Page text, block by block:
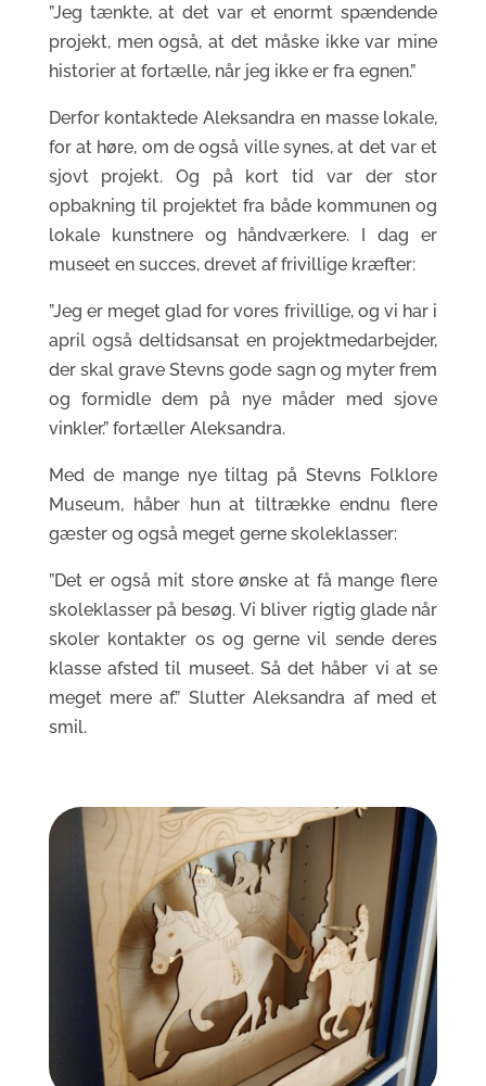
”Jeg tænkte, at det var et enormt spændende
projekt, men også, at det måske ikke var mine
historier at fortælle, når jeg ikke er fra egnen.”
Derfor kontaktede Aleksandra en masse lokale,
for at høre, om de også ville synes, at det var et
sjovt projekt. Og på kort tid var der stor
opbakning til projektet fra både kommunen og
lokale kunstnere og håndværkere. I dag er
museet en succes, drevet af frivillige kræfter:
”Jeg er meget glad for vores frivillige, og vi har i
april også deltidsansat en projektmedarbejder,
der skal grave Stevns gode sagn og myter frem
og formidle dem på nye måder med sjove
vinkler.” fortæller Aleksandra.
Med de mange nye tiltag på Stevns Folklore
Museum, håber hun at tiltrække endnu flere
gæster og også meget gerne skoleklasser:
”Det er også mit store ønske at få mange flere
skoleklasser på besøg. Vi bliver rigtig glade når
skoler kontakter os og gerne vil sende deres
klasse afsted til museet. Så det håber vi at se
meget mere af.” Slutter Aleksandra af med et
smil.